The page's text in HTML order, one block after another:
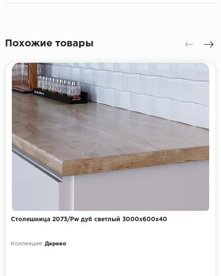
Похожие товары
Столешница 2073/Pw дуб светлый 3000х600х40
Коллекция: Дерево